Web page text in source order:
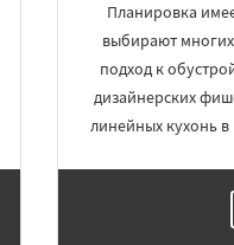
Планировка
выбирают
подход к
дизайнерских
линейных кухонь